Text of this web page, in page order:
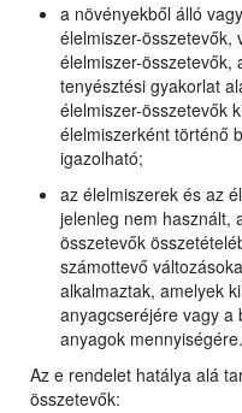
a növényekből álló
élelmiszer-összetevők,
élelmiszer-összetevők,
tenyésztési gyakorlat
élelmiszer-összetevők
élelmiszerként történő
igazolható;
az élelmiszerek és az
jelenleg nem használt,
összetevők
számottevő
alkalmaztak, amelyek
anyagcseréjére vagy a
anyagok mennyiségére.
Az e rendelet hatálya alá
összetevők: